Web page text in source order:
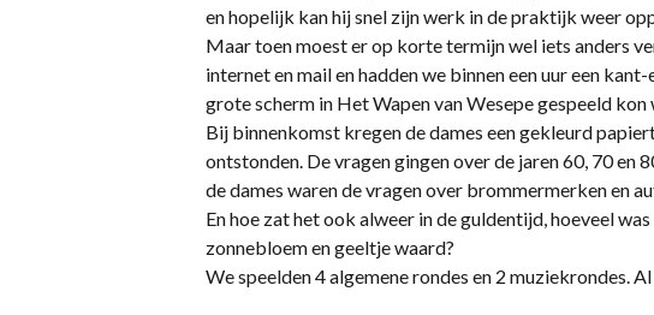
en hopelijk kan hij snel zijn werk in de praktijk weer
Maar toen moest er op korte termijn wel iets anders
internet en mail en hadden we binnen een uur een
grote scherm in Het Wapen van Wesepe gespeeld kon
Bij binnenkomst kregen de dames een gekleurd
ontstonden. De vragen gingen over de jaren 60, 70 en
de dames waren de vragen over brommermerken en
En hoe zat het ook alweer in de guldentijd, hoeveel was
zonnebloem en geeltje waard?
We speelden 4 algemene rondes en 2 muziekrondes.